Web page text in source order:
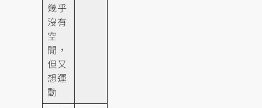
幾乎
沒有
空
閒，
但又
想運
動